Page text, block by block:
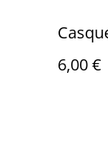
6,00 €